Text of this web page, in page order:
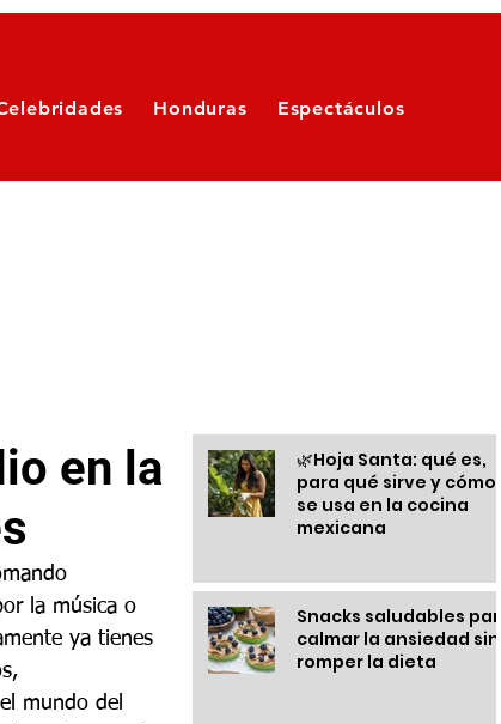
Honduras Espectáculos
en la
la música o
ya tienes
mundo del
🌿Hoja Santa: qué es,
para qué sirve y cómo
se usa en la cocina
mexicana
Snacks saludables para
calmar la ansiedad sin
romper la dieta